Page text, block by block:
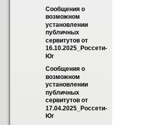
Сообщения о
возможном
установлении
публичных
сервитутов от
16.10.2025_Россети-
Юг
Сообщения о
возможном
установлении
публичных
сервитутов от
17.04.2025_Россети-
Юг